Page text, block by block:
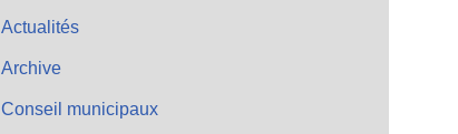
Actualités
Archive
Conseil municipaux